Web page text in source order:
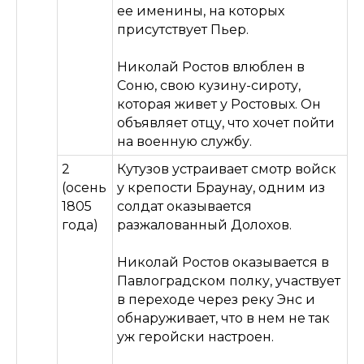
ее именины, на которых
присутствует Пьер.
Николай Ростов влюблен в
Соню, свою кузину-сироту,
которая живет у Ростовых. Он
объявляет отцу, что хочет пойти
на военную службу.
2
(осень
1805
года)
Кутузов устраивает смотр войск
у крепости Браунау, одним из
солдат оказывается
разжалованный Долохов.
Николай Ростов оказывается в
Павлоградском полку, участвует
в переходе через реку Энс и
обнаруживает, что в нем не так
уж геройски настроен.